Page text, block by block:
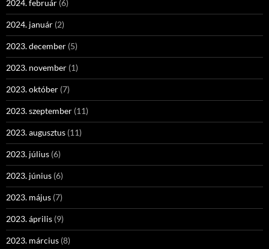
2024. február (6)
2024. január (2)
2023. december (5)
2023. november (1)
2023. október (7)
2023. szeptember (11)
2023. augusztus (11)
2023. július (6)
2023. június (6)
2023. május (7)
2023. április (9)
2023. március (8)